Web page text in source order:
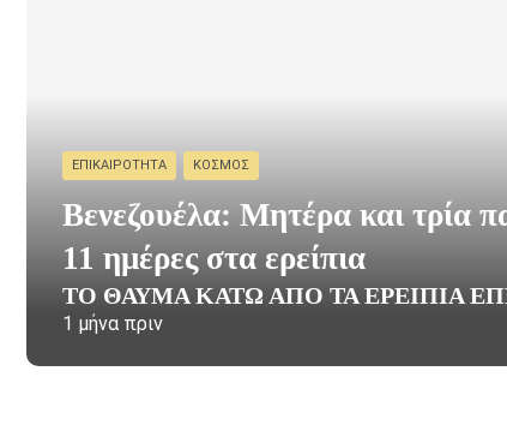
ΕΠΙΚΑΙΡΌΤΗΤΑ ΚΌΣΜΟΣ
Βενεζουέλα: Μητέρα και τρία
11 ημέρες στα ερείπια
ΤΟ ΘΑΎΜΑ ΚΆΤΩ ΑΠΌ ΤΑ ΕΡΕΊΠΙΑ
1 μήνα πριν